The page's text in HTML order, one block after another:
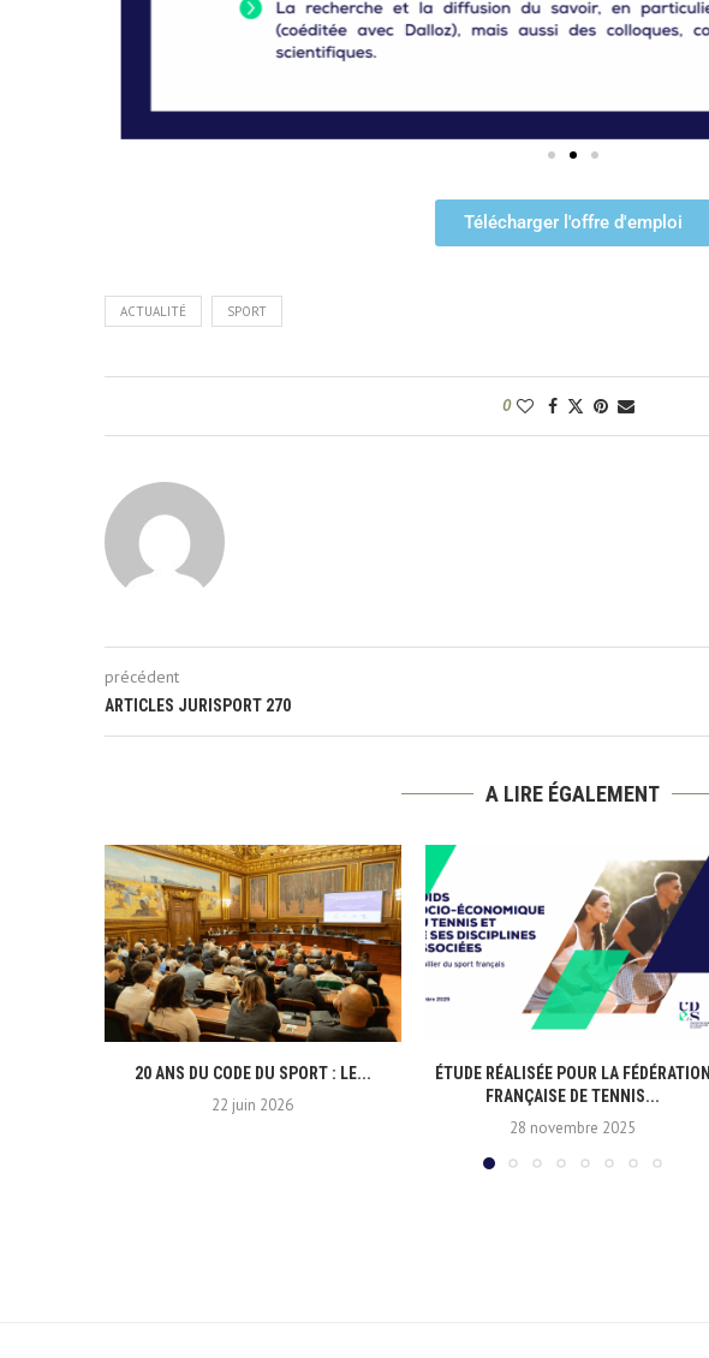
Télécharger l'offre d'emploi
ACTUALITÉ SPORT
0
précédent
ARTICLES JURISPORT 270
A LIRE ÉGALEMENT
20 ANS DU CODE DU SPORT : LE...
22 juin 2026
ÉTUDE RÉALISÉE POUR LA FÉDÉRATION
FRANÇAISE DE TENNIS...
28 novembre 2025